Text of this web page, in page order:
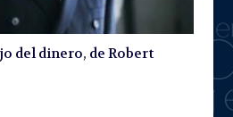
del dinero, de Robert